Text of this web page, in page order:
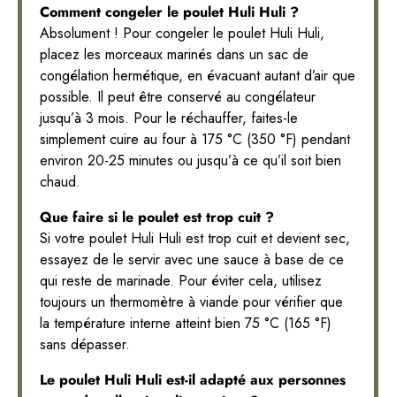
Comment congeler le poulet Huli Huli ?
Absolument ! Pour congeler le poulet Huli Huli,
placez les morceaux marinés dans un sac de
congélation hermétique, en évacuant autant d’air que
possible. Il peut être conservé au congélateur
jusqu’à 3 mois. Pour le réchauffer, faites-le
simplement cuire au four à 175 °C (350 °F) pendant
environ 20-25 minutes ou jusqu’à ce qu’il soit bien
chaud.
Que faire si le poulet est trop cuit ?
Si votre poulet Huli Huli est trop cuit et devient sec,
essayez de le servir avec une sauce à base de ce
qui reste de marinade. Pour éviter cela, utilisez
toujours un thermomètre à viande pour vérifier que
la température interne atteint bien 75 °C (165 °F)
sans dépasser.
Le poulet Huli Huli est-il adapté aux personnes